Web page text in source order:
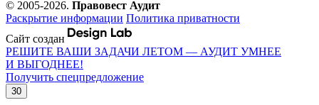
© 2005-2026. Правовест Аудит
Раскрытие информации Политика приватности
Сайт создан
РЕШИТЕ ВАШИ ЗАДАЧИ ЛЕТОМ — АУДИТ УМНЕЕ
И ВЫГОДНЕЕ!
Получить спецпредложение
30